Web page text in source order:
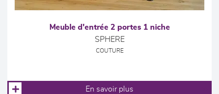
Meuble d'entrée 2 portes 1 niche
SPHERE
COUTURE
En savoir plus